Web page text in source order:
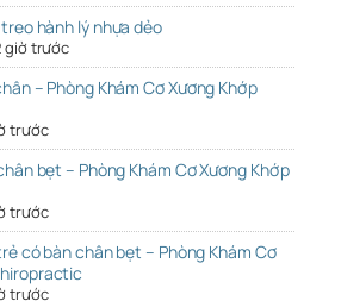
hành lý nhựa dẻo
giờ trước
– Phòng Khám Cơ Xương Khớp
trước
bẹt – Phòng Khám Cơ Xương Khớp
trước
có bàn chân bẹt – Phòng Khám Cơ
trước